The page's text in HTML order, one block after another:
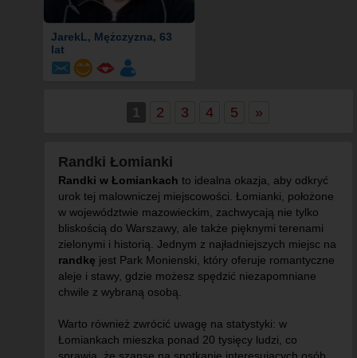
JarekL, Mężczyzna, 63
lat
1 2 3 4 5 »
Randki Łomianki
Randki w Łomiankach to idealna okazja, aby odkryć
urok tej malowniczej miejscowości. Łomianki, położone
w województwie mazowieckim, zachwycają nie tylko
bliskością do Warszawy, ale także pięknymi terenami
zielonymi i historią. Jednym z najładniejszych miejsc na
randkę jest Park Monienski, który oferuje romantyczne
aleje i stawy, gdzie możesz spędzić niezapomniane
chwile z wybraną osobą.
Warto również zwrócić uwagę na statystyki: w
Łomiankach mieszka ponad 20 tysięcy ludzi, co